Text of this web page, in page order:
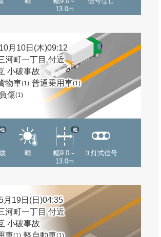
13.0m
月10日(木)09:12
河町一丁目 付近
小破事故
物車(1) 普通乗用車(1)
負傷(1)
他
晴
幅9.0～
13.0m
他
３灯式信号
月19日(日)04:35
河町一丁目 付近
小破事故
車(1) 軽自動車(1)